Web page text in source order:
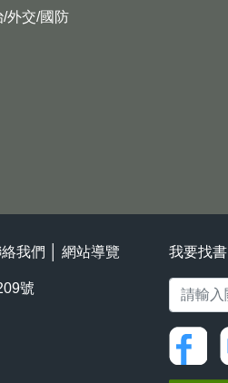
/外交/國防
我們 網站導覽
號
我要找書